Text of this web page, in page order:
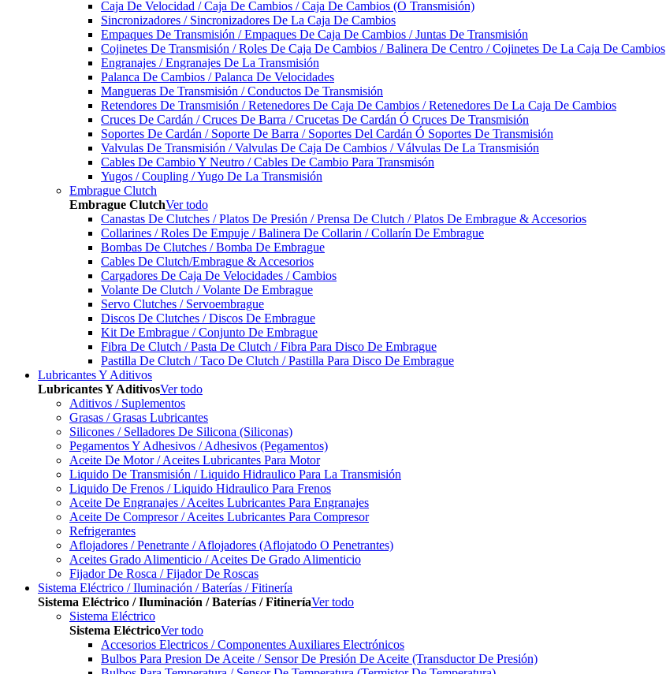
Caja De Velocidad / Caja De Cambios / Caja De Cambios (O Transmisión)
Sincronizadores / Sincronizadores De La Caja De Cambios
Empaques De Transmisión / Empaques De Caja De Cambios / Juntas De Transmisión
Cojinetes De Transmisión / Roles De Caja De Cambios / Balinera De Centro / Cojinetes De La Caja De Cambios
Engranajes / Engranajes De La Transmisión
Palanca De Cambios / Palanca De Velocidades
Mangueras De Transmisión / Conductos De Transmisión
Retendores De Transmisión / Retenedores De Caja De Cambios / Retenedores De La Caja De Cambios
Cruces De Cardán / Cruces De Barra / Crucetas De Cardán Ó Cruces De Transmisión
Soportes De Cardán / Soporte De Barra / Soportes Del Cardán Ó Soportes De Transmisión
Valvulas De Transmisión / Valvulas De Caja De Cambios / Válvulas De La Transmisión
Cables De Cambio Y Neutro / Cables De Cambio Para Transmisón
Yugos / Coupling / Yugo De La Transmisión
Embrague Clutch
Embrague ClutchVer todo
Canastas De Clutches / Platos De Presión / Prensa De Clutch / Platos De Embrague & Accesorios
Collarines / Roles De Empuje / Balinera De Collarin / Collarín De Embrague
Bombas De Clutches / Bomba De Embrague
Cables De Clutch/Embrague & Accesorios
Cargadores De Caja De Velocidades / Cambios
Volante De Clutch / Volante De Embrague
Servo Clutches / Servoembrague
Discos De Clutches / Discos De Embrague
Kit De Embrague / Conjunto De Embrague
Fibra De Clutch / Pasta De Clutch / Fibra Para Disco De Embrague
Pastilla De Clutch / Taco De Clutch / Pastilla Para Disco De Embrague
Lubricantes Y Aditivos
Lubricantes Y AditivosVer todo
Aditivos / Suplementos
Grasas / Grasas Lubricantes
Silicones / Selladores De Silicona (Siliconas)
Pegamentos Y Adhesivos / Adhesivos (Pegamentos)
Aceite De Motor / Aceites Lubricantes Para Motor
Liquido De Transmisión / Liquido Hidraulico Para La Transmisión
Liquido De Frenos / Liquido Hidraulico Para Frenos
Aceite De Engranajes / Aceites Lubricantes Para Engranajes
Aceite De Compresor / Aceites Lubricantes Para Compresor
Refrigerantes
Aflojadores / Penetrante / Aflojadores (Aflojatodo O Penetrantes)
Aceites Grado Alimenticio / Aceites De Grado Alimenticio
Fijador De Rosca / Fijador De Roscas
Sistema Eléctrico / Iluminación / Baterías / Fitinería
Sistema Eléctrico / Iluminación / Baterías / FitineríaVer todo
Sistema Eléctrico
Sistema EléctricoVer todo
Accesorios Electricos / Componentes Auxiliares Electrónicos
Bulbos Para Presion De Aceite / Sensor De Presión De Aceite (Transductor De Presión)